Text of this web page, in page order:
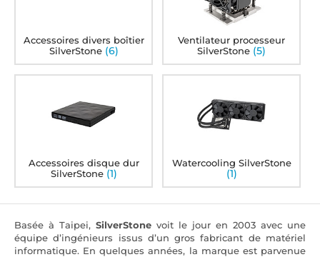
Basée à Taipei, SilverStone voit le jour en 2003 avec une
équipe d’ingénieurs issus d’un gros fabricant de matériel
informatique. En quelques années, la marque est parvenue
Accessoires divers boîtier
SilverStone (6)
Ventilateur processeur
SilverStone (5)
Accessoires disque dur
SilverStone (1)
Watercooling SilverStone
(1)